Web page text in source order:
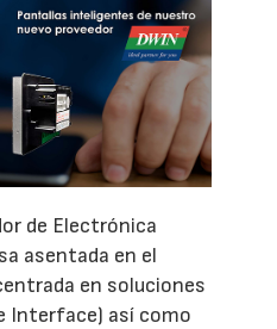
de Electrónica
asentada en el
en soluciones
Interface) así como